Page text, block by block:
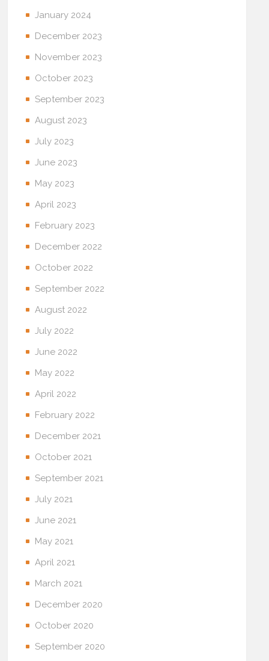
January 2024
December 2023
November 2023
October 2023
September 2023
August 2023
July 2023
June 2023
May 2023
April 2023
February 2023
December 2022
October 2022
September 2022
August 2022
July 2022
June 2022
May 2022
April 2022
February 2022
December 2021
October 2021
September 2021
July 2021
June 2021
May 2021
April 2021
March 2021
December 2020
October 2020
September 2020